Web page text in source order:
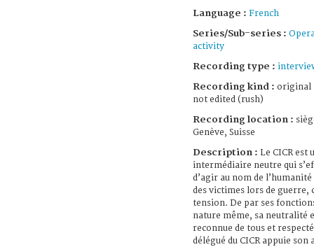
Language : French
Series/Sub-series :
activity
Recording type :
Recording kind : original
not edited (rush)
Recording location :
Genève, Suisse
Description : Le CICR est
intermédiaire neutre qui
d’agir au nom de
des victimes lors de guerre,
tension. De par ses
nature même, sa neutralité
reconnue de tous et
délégué du CICR appuie son